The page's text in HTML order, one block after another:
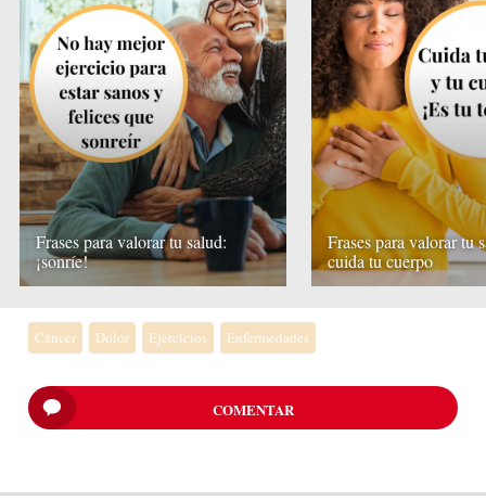
Frases para valorar tu salud:
¡sonríe!
Frases para valorar tu
cuida tu cuerpo
Cáncer Dolor Ejercicios Enfermedades
COMENTAR